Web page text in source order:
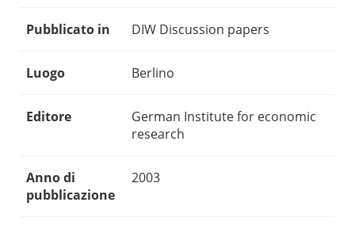
Pubblicato in DIW Discussion papers
Luogo Berlino
Editore
German Institute for economic
research
Anno di
pubblicazione
2003